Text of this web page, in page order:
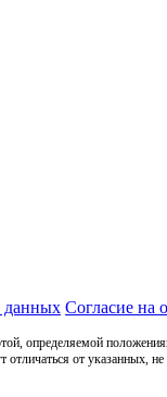
данных Согласие на
определяемой
от указанных,